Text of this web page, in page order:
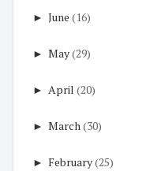
► June (16)
► May(29)
► April (20)
► March(30)
► February(25)